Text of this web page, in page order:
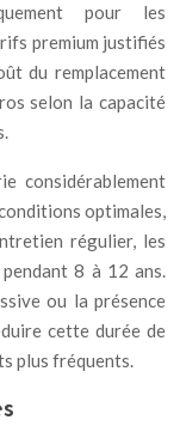
pour les
premium justifiés
du remplacement
selon la capacité
considérablement
optimales,
régulier, les
8 à 12 ans.
ou la présence
cette durée de
plus fréquents.